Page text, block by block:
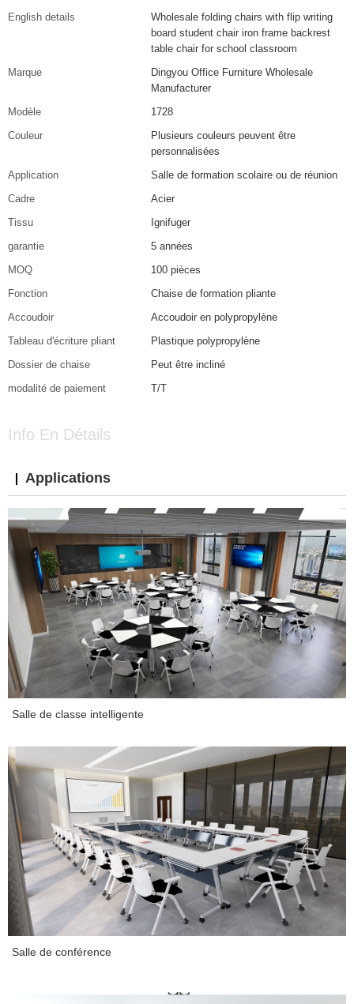
English details
Wholesale folding chairs with flip writing
board student chair iron frame backrest
table chair for school classroom
Marque
Dingyou Office Furniture Wholesale
Manufacturer
Modèle
1728
Couleur
Plusieurs couleurs peuvent être
personnalisées
Application
Salle de formation scolaire ou de réunion
Cadre
Acier
Tissu
Ignifuger
garantie
5 années
MOQ
100 pièces
Fonction
Chaise de formation pliante
Accoudoir
Accoudoir en polypropylène
Tableau d'écriture pliant
Plastique polypropylène
Dossier de chaise
Peut être incliné
modalité de paiement
T/T
Info En Détails
Applications
Salle de classe intelligente
Salle de conférence